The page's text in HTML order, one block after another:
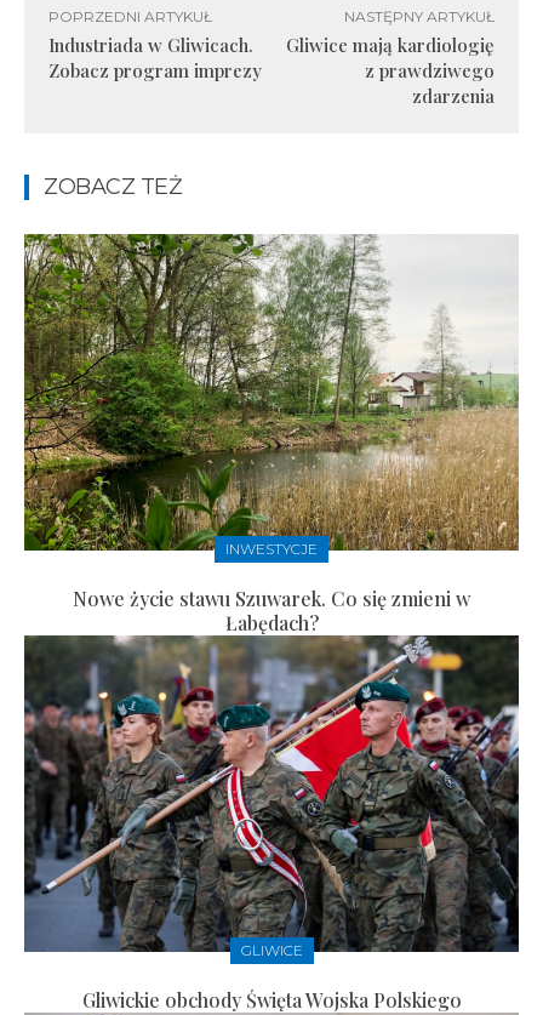
POPRZEDNI ARTYKUŁ
Industriada w Gliwicach.
Zobacz program imprezy
NASTĘPNY ARTYKUŁ
Gliwice mają kardiologię
z prawdziwego
zdarzenia
ZOBACZ TEŻ
INWESTYCJE
Nowe życie stawu Szuwarek. Co się zmieni w
Łabędach?
GLIWICE
Gliwickie obchody Święta Wojska Polskiego